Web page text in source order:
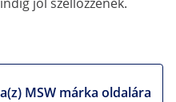
MSW márka oldalára